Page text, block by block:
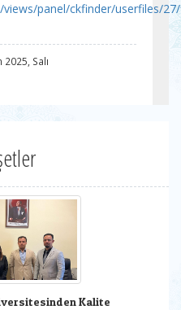
panel/ckfinder/userfiles/27/
Salı
Kalite